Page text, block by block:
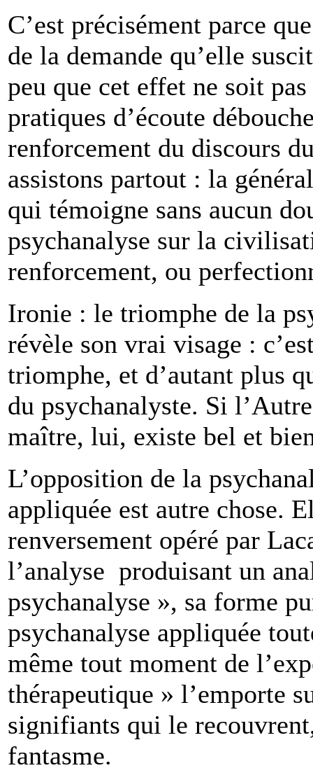
C’est précisément parce
de la demande qu’elle
peu que cet effet ne soit
pratiques d’écoute
renforcement du discours
assistons partout : la
qui témoigne sans aucun
psychanalyse sur la
renforcement, ou
Ironie : le triomphe de la
révèle son vrai visage :
triomphe, et d’autant plus
du psychanalyste. Si
maître, lui, existe bel et
L’opposition de la
appliquée est autre chose.
renversement opéré par
l’analyse produisant un
psychanalyse », sa forme
psychanalyse appliquée
même tout moment de
thérapeutique » l’emporte
signifiants qui le
fantasme.